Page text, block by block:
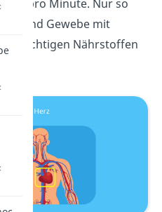
Liter pro Minute. Nur so
und Gewebe mit
wichtigen Nährstoffen